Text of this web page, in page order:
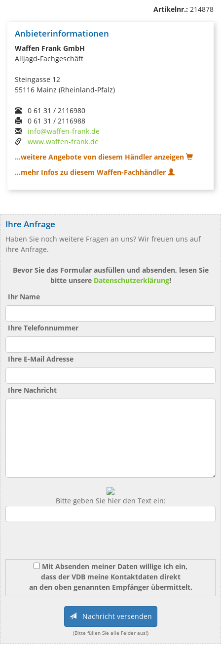
Artikelnr.: 214878
Anbieterinformationen
Waffen Frank GmbH
Alljagd-Fachgeschäft
Steingasse 12
55116 Mainz (Rheinland-Pfalz)
0 61 31 / 2116980
0 61 31 / 2116988
info@waffen-frank.de
www.waffen-frank.de
...weitere Angebote von diesem Händler anzeigen
...mehr Infos zu diesem Waffen-Fachhändler
Ihre Anfrage
Haben Sie noch weitere Fragen an uns? Wir freuen uns auf
ihre Anfrage.
Bevor Sie das Formular ausfüllen und absenden, lesen Sie
bitte unsere Datenschutzerklärung!
Ihr Name
Ihre Telefonnummer
Ihre E-Mail Adresse
Ihre Nachricht
Bitte geben Sie hier den Text ein:
Mit Absenden meiner Daten willige ich ein,
dass der VDB meine Kontaktdaten direkt
an den oben genannten Empfänger übermittelt.
Nachricht versenden
(Bitte füllen Sie alle Felder aus!)